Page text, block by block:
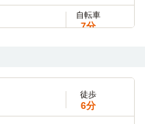
自転車
7分
自転車
8分
(約1.8km)
徒歩
6分